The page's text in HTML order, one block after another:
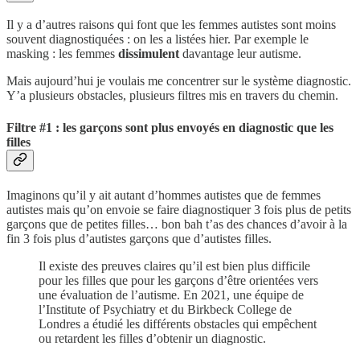
Il y a d’autres raisons qui font que les femmes autistes sont moins
souvent diagnostiquées : on les a listées hier. Par exemple le
masking : les femmes dissimulentdavantage leur autisme.
Mais aujourd’hui je voulais me concentrer sur le système diagnostic.
Y’a plusieurs obstacles, plusieurs filtres mis en travers du chemin.
Filtre #1 : les garçons sont plus envoyés en diagnostic que les
filles
Imaginons qu’il y ait autant d’hommes autistes que de femmes
autistes mais qu’on envoie se faire diagnostiquer 3 fois plus de petits
garçons que de petites filles… bon bah t’as des chances d’avoir à la
fin 3 fois plus d’autistes garçons que d’autistes filles.
Il existe des preuves claires qu’il est bien plus difficile
pour les filles que pour les garçons d’être orientées vers
une évaluation de l’autisme. En 2021, une équipe de
l’Institute of Psychiatry et du Birkbeck College de
Londres a étudié les différents obstacles qui empêchent
ou retardent les filles d’obtenir un diagnostic.